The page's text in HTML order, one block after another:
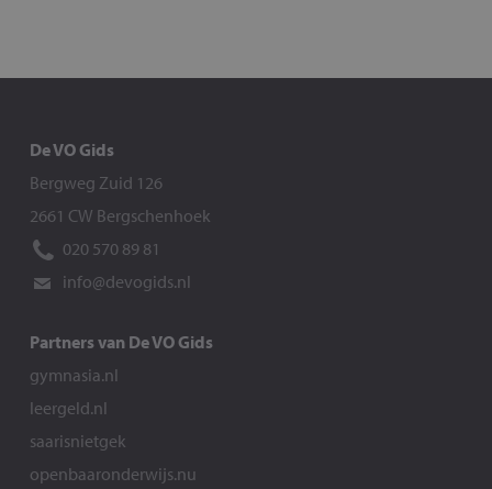
De VO Gids
Bergweg Zuid 126
2661 CW Bergschenhoek
020 570 89 81
info@devogids.nl
Partners van De VO Gids
gymnasia.nl
leergeld.nl
saarisnietgek
openbaaronderwijs.nu